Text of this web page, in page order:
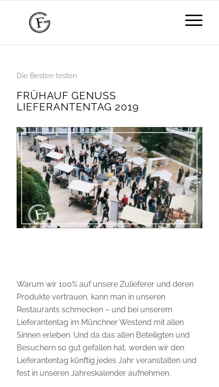
Die Besten testen
FRÜHAUF GENUSS
LIEFERANTENTAG 2019
Warum wir 100% auf unsere Zulieferer und deren
Produkte vertrauen, kann man in unseren
Restaurants schmecken – und bei unserem
Lieferantentag im Münchner Westend mit allen
Sinnen erleben. Und da das allen Beteiligten und
Besuchern so gut gefallen hat, werden wir den
Lieferantentag künftig jedes Jahr veranstalten und
fest in unseren Jahreskalender aufnehmen.